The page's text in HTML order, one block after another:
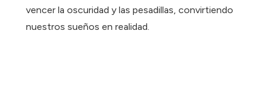
vencer la oscuridad y las pesadillas, convirtiendo
nuestros sueños en realidad.